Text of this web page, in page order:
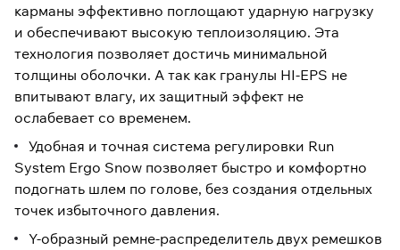
карманы эффективно поглощают ударную нагрузку
и обеспечивают высокую теплоизоляцию. Эта
технология позволяет достичь минимальной
толщины оболочки. А так как гранулы HI-EPS не
впитывают влагу, их защитный эффект не
ослабевает со временем.
Удобная и точная система регулировки Run
System Ergo Snow позволяет быстро и комфортно
подогнать шлем по голове, без создания отдельных
точек избыточного давления.
Y-образный ремне-распределитель двух ремешков